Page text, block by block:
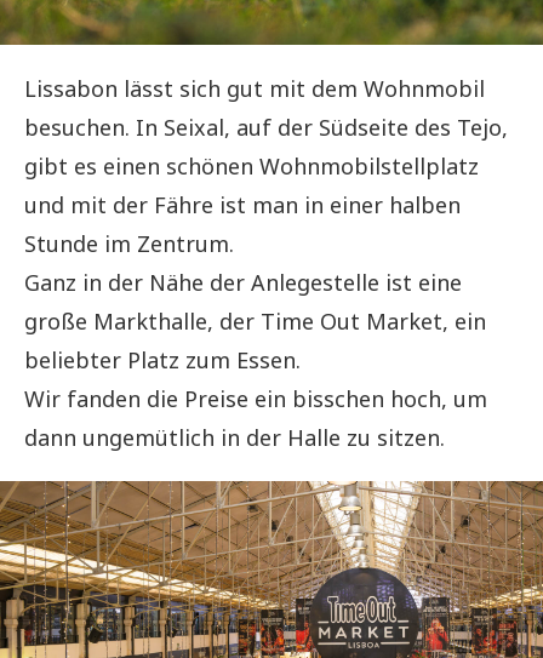
Lissabon lässt sich gut mit dem Wohnmobil
besuchen. In Seixal, auf der Südseite des Tejo,
gibt es einen schönen Wohnmobilstellplatz
und mit der Fähre ist man in einer halben
Stunde im Zentrum.
Ganz in der Nähe der Anlegestelle ist eine
große Markthalle, der Time Out Market, ein
beliebter Platz zum Essen.
Wir fanden die Preise ein bisschen hoch, um
dann ungemütlich in der Halle zu sitzen.